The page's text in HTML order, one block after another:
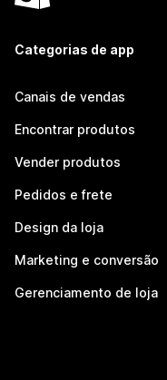
Categorias de app
Canais de vendas
Encontrar produtos
Vender produtos
Pedidos e frete
Design da loja
Marketing e conversão
Gerenciamento de loja